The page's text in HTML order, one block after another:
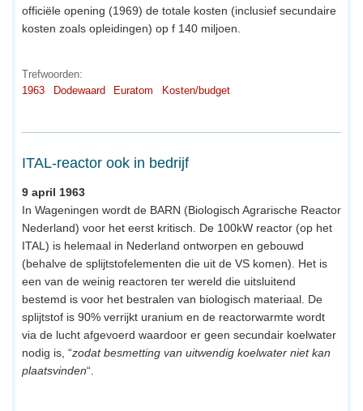
officiële opening (1969) de totale kosten (inclusief secundaire
kosten zoals opleidingen) op f 140 miljoen.
Trefwoorden:
1963
Dodewaard Euratom Kosten/budget
ITAL-reactor ook in bedrijf
9 april 1963
In Wageningen wordt de BARN (Biologisch Agrarische Reactor
Nederland) voor het eerst kritisch. De 100kW reactor (op het
ITAL) is helemaal in Nederland ontworpen en gebouwd
(behalve de splijtstofelementen die uit de VS komen). Het is
een van de weinig reactoren ter wereld die uitsluitend
bestemd is voor het bestralen van biologisch materiaal. De
splijtstof is 90% verrijkt uranium en de reactorwarmte wordt
via de lucht afgevoerd waardoor er geen secundair koelwater
nodig is, “zodat besmetting van uitwendig koelwater niet kan
plaatsvinden“.